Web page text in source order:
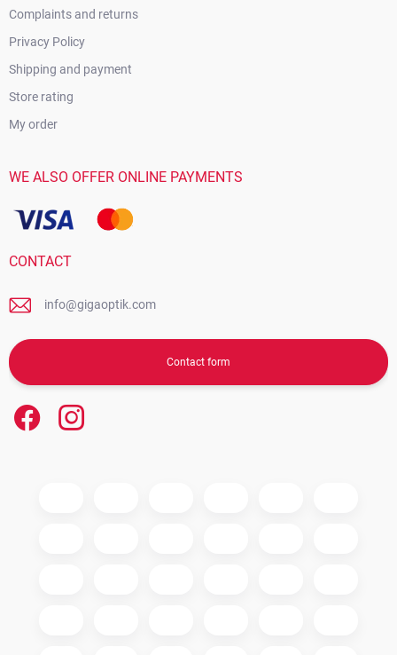
Complaints and returns
Privacy Policy
Shipping and payment
Store rating
My order
WE ALSO OFFER ONLINE PAYMENTS
CONTACT
info@gigaoptik.com
Contact form